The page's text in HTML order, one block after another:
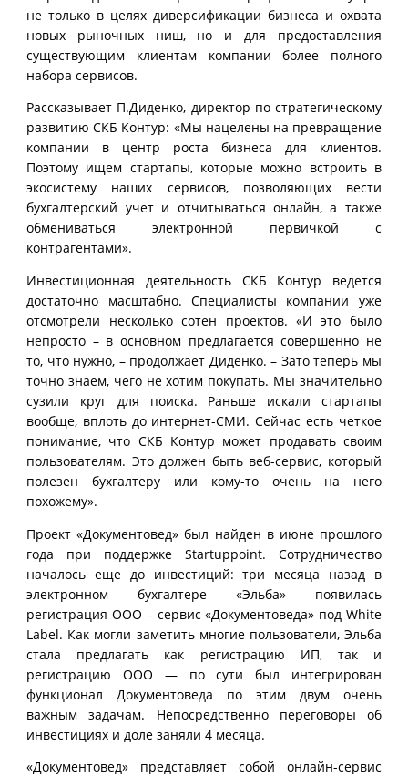
не только в целях диверсификации бизнеса и охвата
новых рыночных ниш, но и для предоставления
существующим клиентам компании более полного
набора сервисов.
Рассказывает П.Диденко, директор по стратегическому
развитию СКБ Контур: «Мы нацелены на превращение
компании в центр роста бизнеса для клиентов.
Поэтому ищем стартапы, которые можно встроить в
экосистему наших сервисов, позволяющих вести
бухгалтерский учет и отчитываться онлайн, а также
обмениваться электронной первичкой с
контрагентами».
Инвестиционная деятельность СКБ Контур ведется
достаточно масштабно. Специалисты компании уже
отсмотрели несколько сотен проектов. «И это было
непросто – в основном предлагается совершенно не
то, что нужно, – продолжает Диденко. – Зато теперь мы
точно знаем, чего не хотим покупать. Мы значительно
сузили круг для поиска. Раньше искали стартапы
вообще, вплоть до интернет-СМИ. Сейчас есть четкое
понимание, что СКБ Контур может продавать своим
пользователям. Это должен быть веб-сервис, который
полезен бухгалтеру или кому-то очень на него
похожему».
Проект «Документовед» был найден в июне прошлого
года при поддержке Startuppoint. Сотрудничество
началось еще до инвестиций: три месяца назад в
электронном бухгалтере «Эльба» появилась
регистрация ООО – сервис «Документоведа» под White
Label. Как могли заметить многие пользователи, Эльба
стала предлагать как регистрацию ИП, так и
регистрацию ООО — по сути был интегрирован
функционал Документоведа по этим двум очень
важным задачам. Непосредственно переговоры об
инвестициях и доле заняли 4 месяца.
«Документовед» представляет собой онлайн-сервис